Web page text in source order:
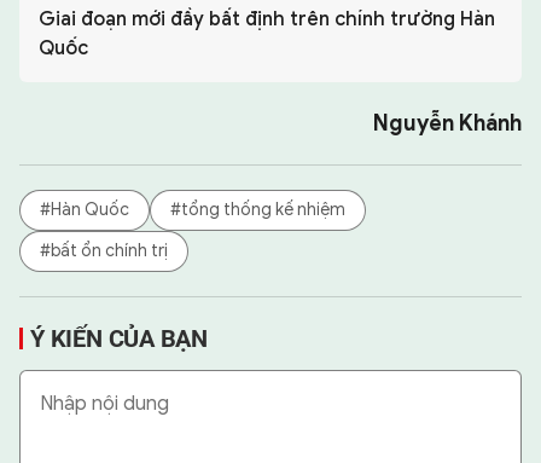
Giai đoạn mới đầy bất định trên chính trường Hàn
Quốc
Nguyễn Khánh
#Hàn Quốc
#tổng thống kế nhiệm
#bất ổn chính trị
Ý KIẾN CỦA BẠN